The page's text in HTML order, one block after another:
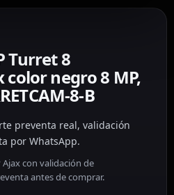
Turret 8
negro 8 MP,
8-B
preventa real, validación
por WhatsApp.
Ajax con validación de
antes de comprar.